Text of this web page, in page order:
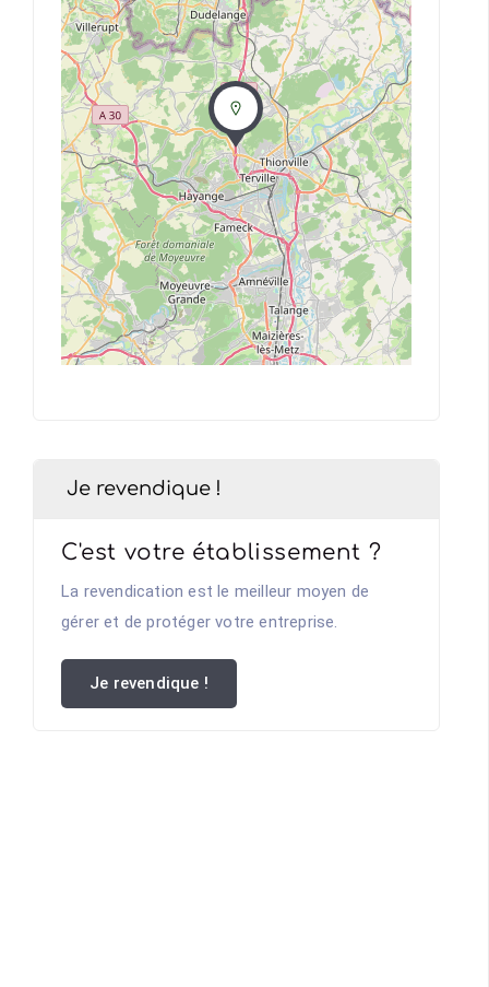
Je revendique !
C'est votre établissement ?
La revendication est le meilleur moyen de
gérer et de protéger votre entreprise.
Je revendique !